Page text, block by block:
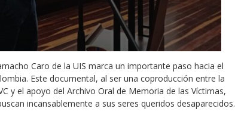
Caro de la UIS marca un importante paso hacia el
Este documental, al ser una coproducción entre la
y el apoyo del Archivo Oral de Memoria de las Víctimas,
incansablemente a sus seres queridos desaparecidos.